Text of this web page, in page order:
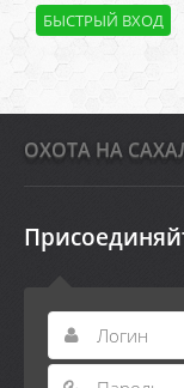
ОХОТА НА